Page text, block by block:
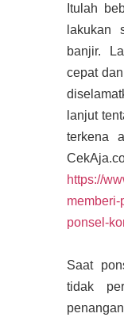
Itulah
lakukan
banjir.
cepat
lanjut
terkena
https://
ponsel-
Saat
tidak